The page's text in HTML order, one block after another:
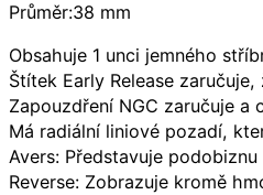
Průměr:38 mm
Obsahuje 1 unci jemného
Štítek Early Release
Zapouzdření NGC zaručuje a
Má radiální liniové pozadí,
Avers: Představuje
Reverse: Zobrazuje kromě